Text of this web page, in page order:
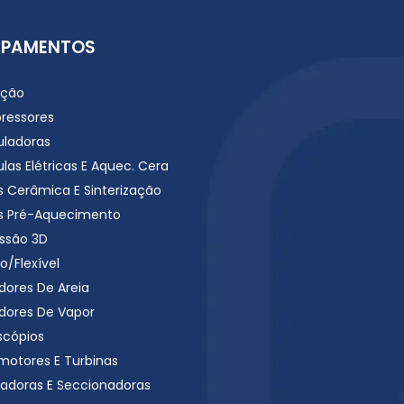
Elétricas E Aquec. Cera
Cerâmica E Sinterização
Pré-Aquecimento
3D
Flexível
De Areia
De Vapor
E Turbinas
E Seccionadoras